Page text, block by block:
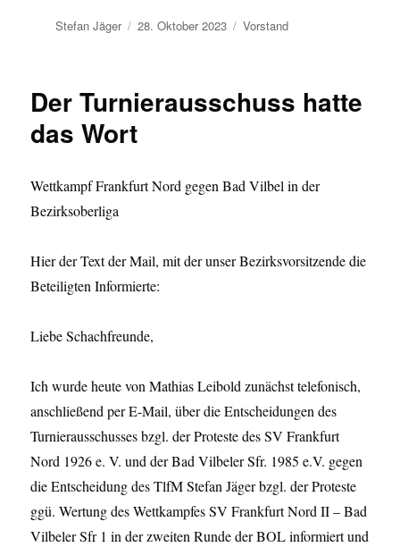
Autor
Stefan Jäger
Veröffentlicht
28. Oktober 2023 Kategorien
Vorstand
Der Turnierausschuss hatte
das Wort
Wettkampf Frankfurt Nord gegen Bad Vilbel in der
Bezirksoberliga
Hier der Text der Mail, mit der unser Bezirksvorsitzende die
Beteiligten Informierte:
Liebe Schachfreunde,
Ich wurde heute von Mathias Leibold zunächst telefonisch,
anschließend per E-Mail, über die Entscheidungen des
Turnierausschusses bzgl. der Proteste des SV Frankfurt
Nord 1926 e. V. und der Bad Vilbeler Sfr. 1985 e.V. gegen
die Entscheidung des TlfM Stefan Jäger bzgl. der Proteste
ggü. Wertung des Wettkampfes SV Frankfurt Nord II – Bad
Vilbeler Sfr 1 in der zweiten Runde der BOL informiert und